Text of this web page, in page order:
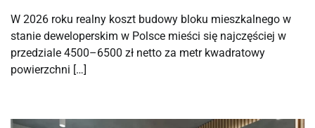
W 2026 roku realny koszt budowy bloku mieszkalnego w
stanie deweloperskim w Polsce mieści się najczęściej w
przedziale 4500–6500 zł netto za metr kwadratowy
powierzchni […]